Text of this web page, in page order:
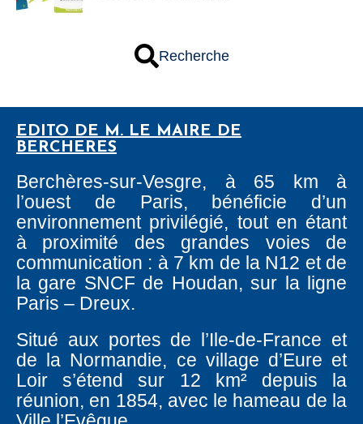
Recherche
EDITO DE M. LE MAIRE DE
BERCHERES
Berchères-sur-Vesgre, à 65 km à
l’ouest de Paris, bénéficie d’un
environnement privilégié, tout en étant
à proximité des grandes voies de
communication : à 7 km de la N12 et de
la gare SNCF de Houdan, sur la ligne
Paris – Dreux.
Situé aux portes de l’Ile-de-France et
de la Normandie, ce village d’Eure et
Loir s’étend sur 12 km² depuis la
réunion, en 1854, avec le hameau de la